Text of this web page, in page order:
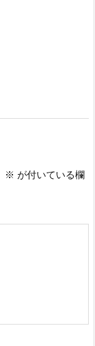
※ が付いている欄